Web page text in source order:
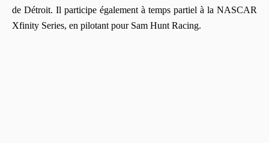
de Détroit. Il participe également à temps partiel à la NASCAR
Xfinity Series, en pilotant pour Sam Hunt Racing.